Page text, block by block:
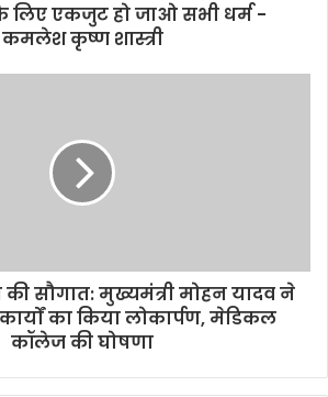
लिए एकजुट हो जाओ सभी धर्म -
कमलेश कृष्ण शास्त्री
सौगात: मुख्यमंत्री मोहन यादव ने
का किया लोकार्पण, मेडिकल
कॉलेज की घोषणा